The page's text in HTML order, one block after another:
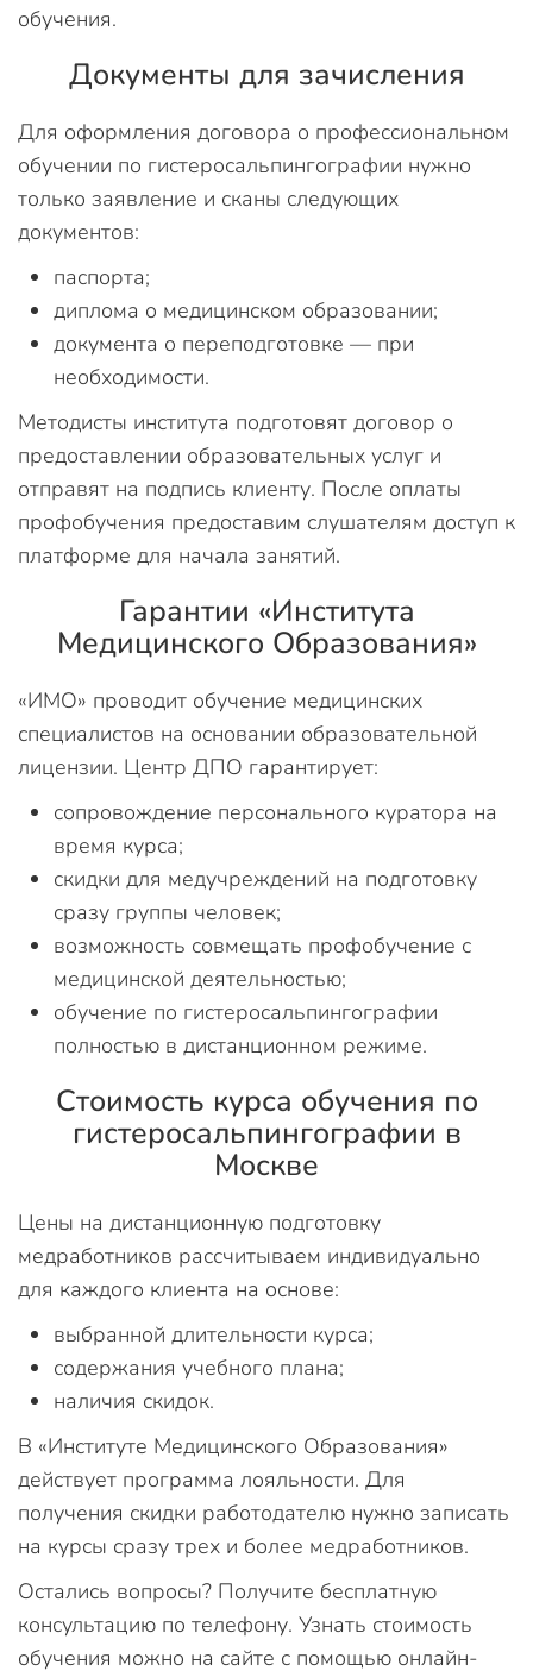
обучения.
Документы для зачисления
Для оформления договора о профессиональном
обучении по гистеросальпингографии нужно
только заявление и сканы следующих
документов:
паспорта;
диплома о медицинском образовании;
документа о переподготовке — при
необходимости.
Методисты института подготовят договор о
предоставлении образовательных услуг и
отправят на подпись клиенту. После оплаты
профобучения предоставим слушателям доступ к
платформе для начала занятий.
Гарантии «Института
Медицинского Образования»
«ИМО» проводит обучение медицинских
специалистов на основании образовательной
лицензии. Центр ДПО гарантирует:
сопровождение персонального куратора на
время курса;
скидки для медучреждений на подготовку
сразу группы человек;
возможность совмещать профобучение с
медицинской деятельностью;
обучение по гистеросальпингографии
полностью в дистанционном режиме.
Стоимость курса обучения по
гистеросальпингографии в
Москве
Цены на дистанционную подготовку
медработников рассчитываем индивидуально
для каждого клиента на основе:
выбранной длительности курса;
содержания учебного плана;
наличия скидок.
В «Институте Медицинского Образования»
действует программа лояльности. Для
получения скидки работодателю нужно записать
на курсы сразу трех и более медработников.
Остались вопросы? Получите бесплатную
консультацию по телефону. Узнать стоимость
обучения можно на сайте с помощью онлайн-